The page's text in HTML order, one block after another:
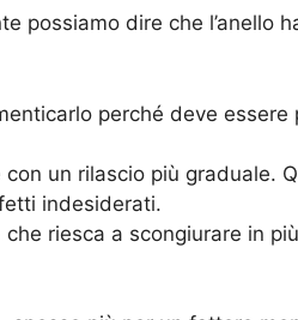
possiamo dire che l’anello
perché deve essere
un rilascio più graduale.
indesiderati.
riesca a scongiurare in